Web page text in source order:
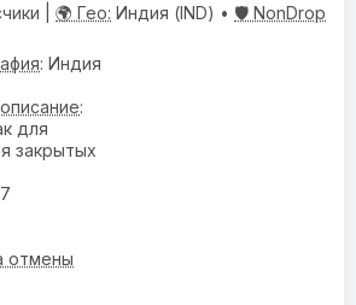
| 🌍 Гео: Индия (IND) • 🛡️ NonDrop
: Индия
:
для
закрытых
отмены